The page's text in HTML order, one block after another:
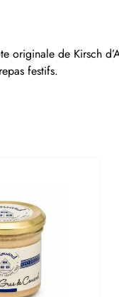
originale de Kirsch
festifs.